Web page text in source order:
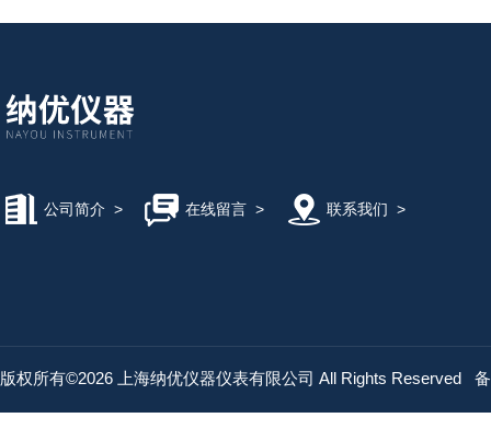
公司简介 > 在线留言> 联系我们 >
版权所有©2026 上海纳优仪器仪表有限公司 All Rights Reserved